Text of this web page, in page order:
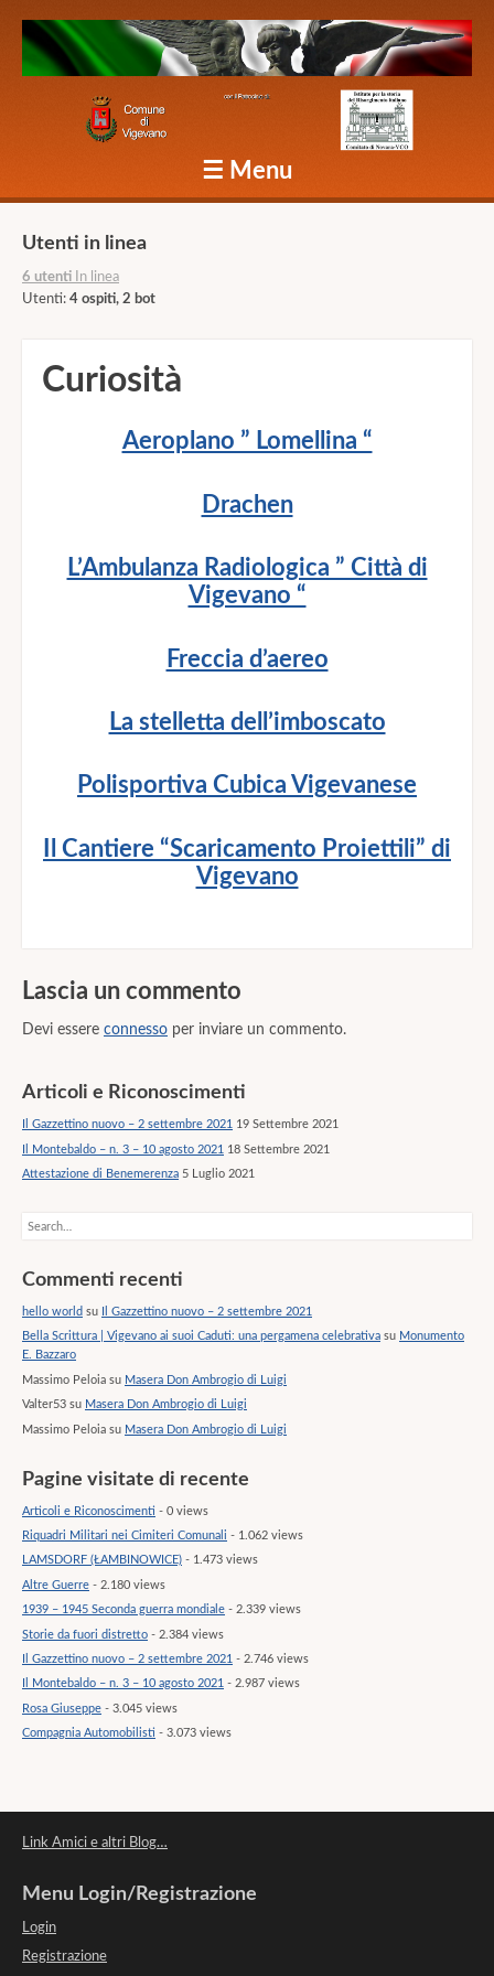
Caduti Vigevano Grande Guerra
☰ Menu
Utenti in linea
6 utenti In linea
Utenti: 4 ospiti, 2 bot
Curiosità
Aeroplano ” Lomellina “
Drachen
L’Ambulanza Radiologica ” Città di
Vigevano “
Freccia d’aereo
La stelletta dell’imboscato
Polisportiva Cubica Vigevanese
Il Cantiere “Scaricamento Proiettili” di
Vigevano
Lascia un commento
Devi essere connesso per inviare un commento.
Articoli e Riconoscimenti
Il Gazzettino nuovo – 2 settembre 2021 19 Settembre 2021
Il Montebaldo – n. 3 – 10 agosto 2021 18 Settembre 2021
Attestazione di Benemerenza 5 Luglio 2021
Search
Commenti recenti
hello world su Il Gazzettino nuovo – 2 settembre 2021
Bella Scrittura | Vigevano ai suoi Caduti: una pergamena celebrativa su Monumento
E. Bazzaro
Massimo Peloia su Masera Don Ambrogio di Luigi
Valter53 su Masera Don Ambrogio di Luigi
Massimo Peloia su Masera Don Ambrogio di Luigi
Pagine visitate di recente
Articoli e Riconoscimenti - 0 views
Riquadri Militari nei Cimiteri Comunali - 1.062 views
LAMSDORF (ŁAMBINOWICE) - 1.473 views
Altre Guerre - 2.180 views
1939 – 1945 Seconda guerra mondiale - 2.339 views
Storie da fuori distretto - 2.384 views
Il Gazzettino nuovo – 2 settembre 2021 - 2.746 views
Il Montebaldo – n. 3 – 10 agosto 2021 - 2.987 views
Rosa Giuseppe - 3.045 views
Compagnia Automobilisti - 3.073 views
Link Amici e altri Blog…
Menu Login/Registrazione
Login
Registrazione